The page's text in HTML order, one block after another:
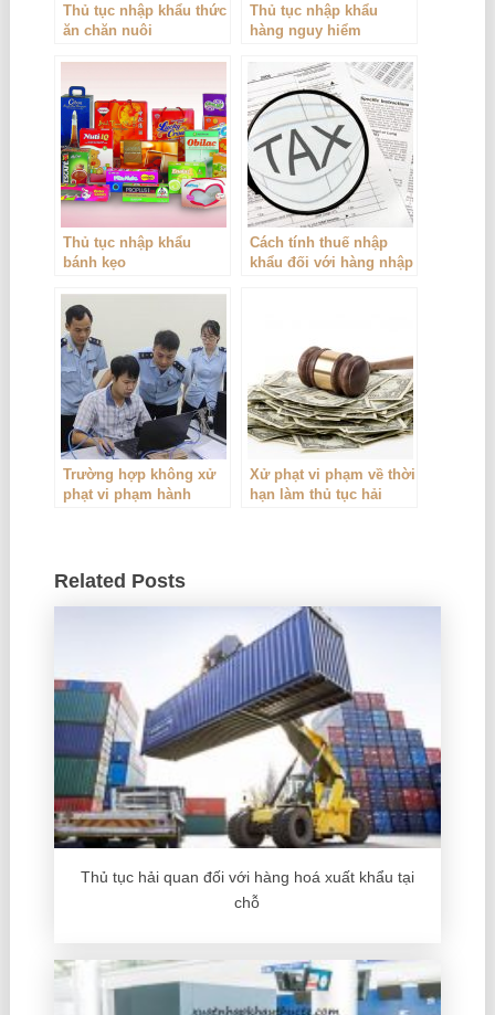
Thủ tục nhập khẩu thức
ăn chăn nuôi
Thủ tục nhập khẩu
hàng nguy hiểm
Thủ tục nhập khẩu
bánh kẹo
Cách tính thuế nhập
khẩu đối với hàng nhập
Trường hợp không xử
phạt vi phạm hành
Xử phạt vi phạm về thời
hạn làm thủ tục hải
Related Posts
Thủ tục hải quan đối với hàng hoá xuất khẩu tại
chỗ